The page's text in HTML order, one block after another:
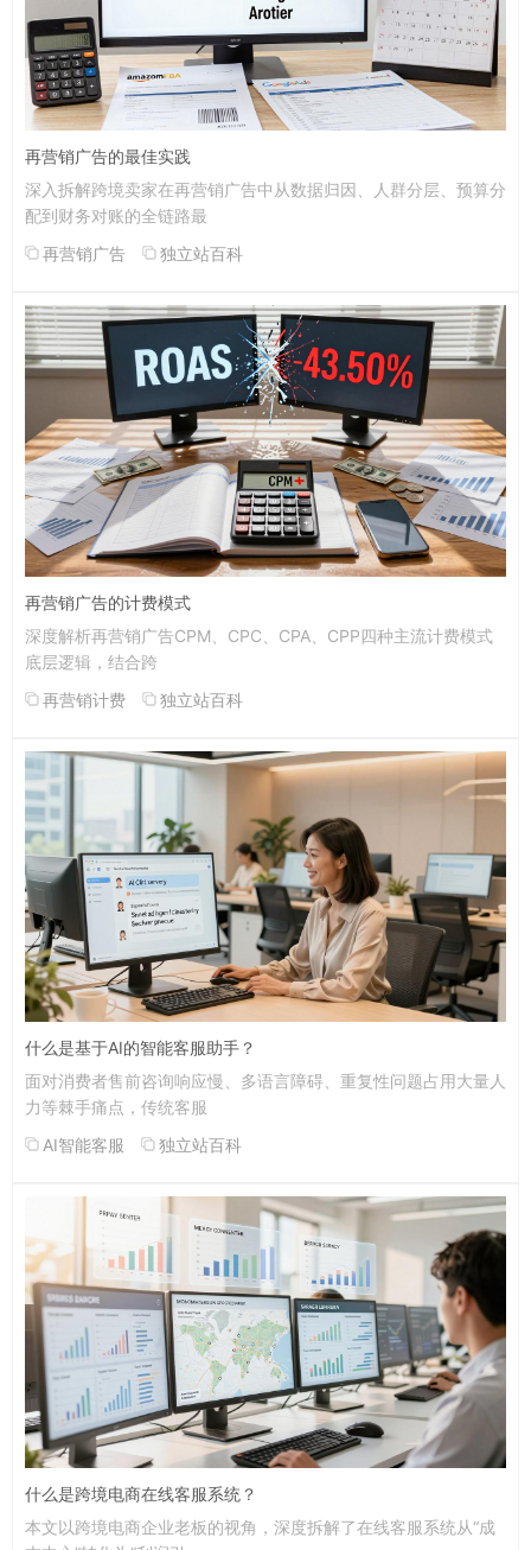
再营销广告的最佳实践
深入拆解跨境卖家在再营销广告中从数据归因、人群分层、预算分
配到财务对账的全链路最
再营销广告
独立站百科
再营销广告的计费模式
深度解析再营销广告CPM、CPC、CPA、CPP四种主流计费模式
底层逻辑，结合跨
再营销计费
独立站百科
什么是基于AI的智能客服助手？
面对消费者售前咨询响应慢、多语言障碍、重复性问题占用大量人
力等棘手痛点，传统客服
AI智能客服
独立站百科
什么是跨境电商在线客服系统？
本文以跨境电商企业老板的视角，深度拆解了在线客服系统从“成